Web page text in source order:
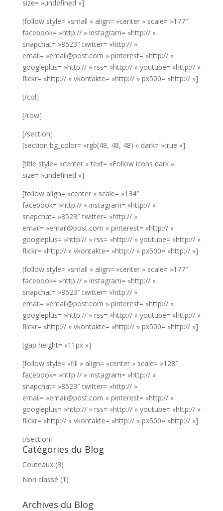
size= »undefined »]
[follow style= »small » align= »center » scale= »177″
facebook= »http:// » instagram= »http:// »
snapchat= »8523″ twitter= »http:// »
email= »email@post.com » pinterest= »http:// »
googleplus= »http:// » rss= »http:// » youtube= »http:// »
flickr= »http:// » vkontakte= »http:// » px500= »http:// »]
[/col]
[/row]
[/section]
[section bg_color= »rgb(48, 48, 48) » dark= »true »]
[title style= »center » text= »Follow icons dark »
size= »undefined »]
[follow align= »center » scale= »134″
facebook= »http:// » instagram= »http:// »
snapchat= »8523″ twitter= »http:// »
email= »email@post.com » pinterest= »http:// »
googleplus= »http:// » rss= »http:// » youtube= »http:// »
flickr= »http:// » vkontakte= »http:// » px500= »http:// »]
[follow style= »small » align= »center » scale= »177″
facebook= »http:// » instagram= »http:// »
snapchat= »8523″ twitter= »http:// »
email= »email@post.com » pinterest= »http:// »
googleplus= »http:// » rss= »http:// » youtube= »http:// »
flickr= »http:// » vkontakte= »http:// » px500= »http:// »]
[gap height= »11px »]
[follow style= »fill » align= »center » scale= »128″
facebook= »http:// » instagram= »http:// »
snapchat= »8523″ twitter= »http:// »
email= »email@post.com » pinterest= »http:// »
googleplus= »http:// » rss= »http:// » youtube= »http:// »
flickr= »http:// » vkontakte= »http:// » px500= »http:// »]
[/section]
Catégories du Blog
Couteaux(3)
Non classé (1)
Archives du Blog